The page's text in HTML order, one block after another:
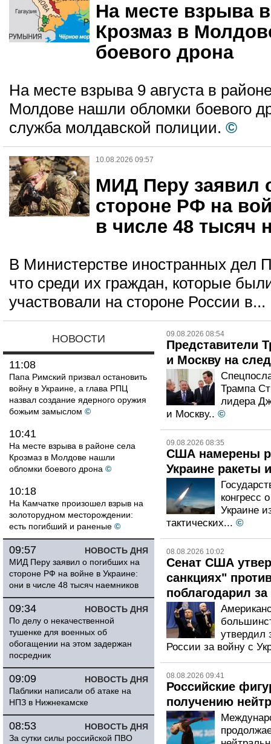
На месте взрыва
Крозмаз в
боевого дрона
На месте взрыва 9 августа в
Молдове нашли обломки боевого
служба молдавской полиции. ©
10.08.2026 09:57
МИД Перу заявил
стороне РФ на
в числе 48 тысяч
В Министерстве иностранных дел
что среди их граждан, которые
участвовали на стороне России в...
НОВОСТИ
11:08
Папа Римский призвал остановить
войну в Украине, а глава РПЦ
назвал создание ядерного оружия
божьим замыслом ©
10:41
На месте взрыва в районе села
Крозмаз в Молдове нашли
обломки боевого дрона ©
10:18
На Камчатке произошел взрыв на
золоторудном месторождении:
есть погибший и раненые ©
НОВОСТЬ ДНЯ
09:57
МИД Перу заявил о погибших на
стороне РФ на войне в Украине:
они в числе 48 тысяч наемников
НОВОСТЬ ДНЯ
09:34
По делу о некачественной
тушенке для военных об
обогащении на этом задержан
посредник
НОВОСТЬ ДНЯ
09:09
Паблики написали об атаке на
НПЗ в Нижнекамске
НОВОСТЬ ДНЯ
08:53
За сутки силы российской ПВО
09.08.2026 08:54
Представители
и Москву на
Трампа
лидера
и Москву.. ©
09.08.2026 08:35
США намерены
Украине ракеты
конгресс
Украине
тактических... ©
08.08.2026 10:02
Сенат США
санкциях"
поблагодарил за
утвердил
России за войну с
08.08.2026 09:41
Российские
получению